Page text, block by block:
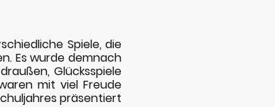
Spiele, die
Es wurde demnach
Glücksspiele
mit viel Freude
präsentiert